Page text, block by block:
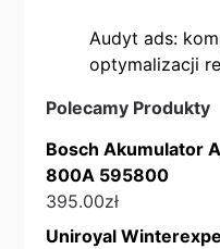
Audyt ads:
optymalizacji
Polecamy Produkty
Bosch Akumulator
800A 595800
395.00zł
Uniroyal